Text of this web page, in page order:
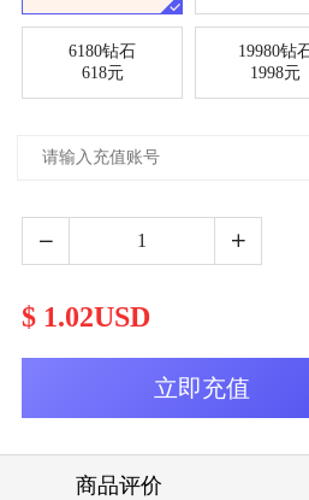
6180钻石
618元
19980钻
1998元
$ 1.02USD
商品评价